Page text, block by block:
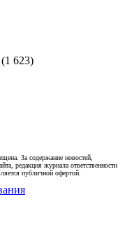
(1 623)
За содержание новостей,
редакция журнала ответственности
публичной офертой.